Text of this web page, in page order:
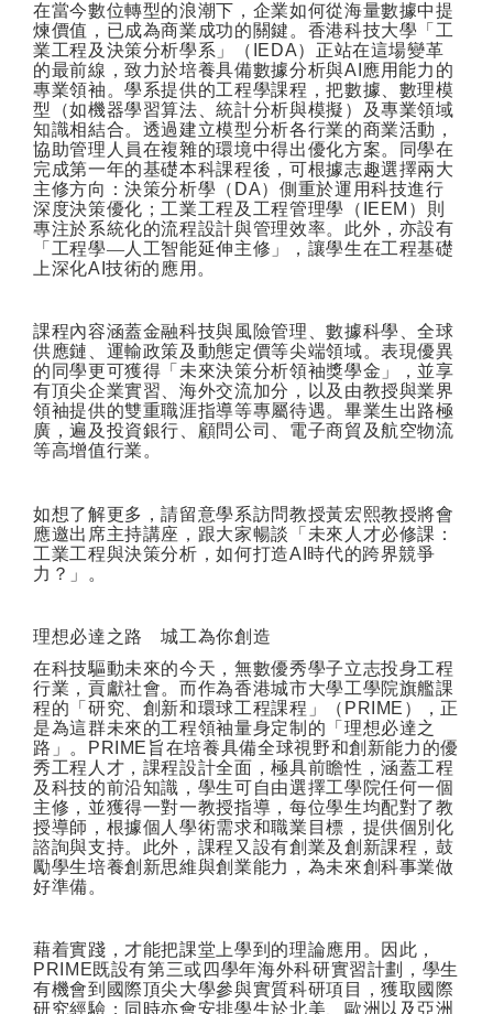
在當今數位轉型的浪潮下，企業如何從海量數據中提
煉價值，已成為商業成功的關鍵。香港科技大學「工
業工程及決策分析學系」（ IEDA）正站在這場變革
的最前線，致力於培養具備數據分析與AI 應用能力的
專業領袖。學系提供的工程學課程，把數據、數理模
型（如機器學習算法、統計分析與模擬）及專業領域
知識相結合。透過建立模型分析各行業的商業活動，
協助管理人員在複雜的環境中得出優化方案。同學在
完成第一年的基礎本科課程後，可根據志趣選擇兩大
主修方向：決策分析學（ DA）側重於運用科技進行
深度決策優化；工業工程及工程管理學（ IEEM ）則
專注於系統化的流程設計與管理效率。此外，亦設有
「工程學—人工智能延伸主修」，讓學生在工程基礎
上深化AI技術的應用。
課程內容涵蓋金融科技與風險管理、數據科學、全球
供應鏈、運輸政策及動態定價等尖端領域。表現優異
的同學更可獲得「未來決策分析領袖獎學金」，並享
有頂尖企業實習、海外交流加分，以及由教授與業界
領袖提供的雙重職涯指導等專屬待遇。畢業生出路極
廣，遍及投資銀行、顧問公司、電子商貿及航空物流
等高增值行業。
如想了解更多，請留意學系訪問教授黃宏熙教授將會
應邀出席主持講座，跟大家暢談「未來人才必修課：
工業工程與決策分析，如何打造AI 時代的跨界競爭
力？」。
理想必達之路 城工為你創造
在科技驅動未來的今天，無數優秀學子立志投身工程
行業，貢獻社會。而作為香港城市大學工學院旗艦課
程的「研究、創新和環球工程課程」（ PRIME ），正
是為這群未來的工程領袖量身定制的「理想必達之
路」。
PRIME 旨在培養具備全球視野和創新能力的優
秀工程人才，課程設計全面，極具前瞻性，涵蓋工程
及科技的前沿知識，學生可自由選擇工學院任何一個
主修，並獲得一對一教授指導，每位學生均配對了教
授導師，根據個人學術需求和職業目標，提供個別化
諮詢與支持。此外，課程又設有創業及創新課程，鼓
勵學生培養創新思維與創業能力，為未來創科事業做
好準備。
藉着實踐，才能把課堂上學到的理論應用。因此，
PRIME既設有第三或四學年海外科研實習計劃，學生
有機會到國際頂尖大學參與實質科研項目，獲取國際
研究經驗；同時亦會安排學生於北美、歐洲以及亞洲